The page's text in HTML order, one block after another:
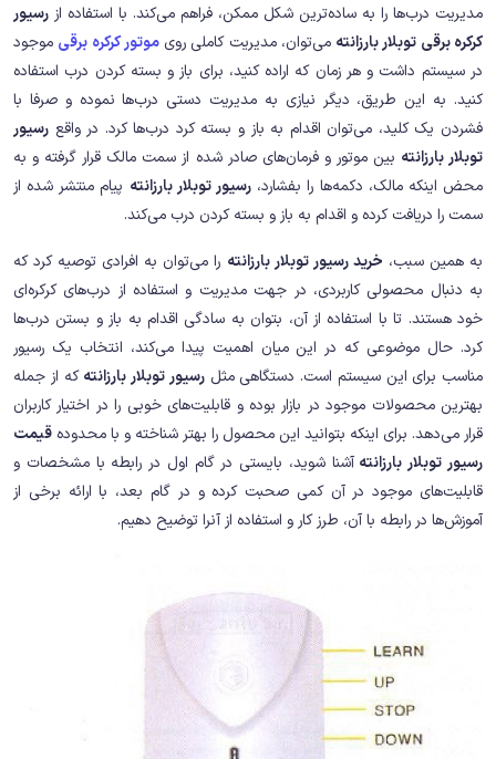
مدیریت درب‌ها را به ساده‌ترین شکل ممکن، فراهم می‌کند. با استفاده از رسیور
کرکره برقی توبلار بارزانته می‌توان، مدیریت کاملی رویموتور کرکره برقی موجود
در سیستم داشت و هر زمان که اراده کنید، برای باز و بسته کردن درب استفاده
کنید. به این طریق، دیگر نیازی به مدیریت دستی درب‌ها نموده و صرفا با
فشردن یک کلید، می‌توان اقدام به باز و بسته کرد درب‌ها کرد. در واقع رسیور
توبلار بارزانته بین موتور و فرمان‌های صادر شده از سمت مالک قرار گرفته و به
محض اینکه مالک، دکمه‌ها را بفشارد، رسیور توبلار بارزانته پیام منتشر شده از
سمت را دریافت کرده و اقدام به باز و بسته کردن درب می‌کند.
به همین سبب، خرید رسیور توبلار بارزانته را می‌توان به افرادی توصیه کرد که
به دنبال محصولی کاربردی، در جهت مدیریت و استفاده از درب‌های کرکره‌ای
خود هستند. تا با استفاده از آن، بتوان به سادگی اقدام به باز و بستن درب‌ها
کرد. حال موضوعی که در این میان اهمیت پیدا می‌کند، انتخاب یک رسیور
مناسب برای این سیستم است. دستگاهی مثلرسیور توبلار بارزانتهکه از جمله
بهترین محصولات موجود در بازار بوده و قابلیت‌های خوبی را در اختیار کاربران
قرار می‌دهد. برای اینکه بتوانید این محصول را بهتر شناخته و با محدوده قیمت
رسیور توبلار بارزانتهآشنا شوید، بایستی در گام اول در رابطه با مشخصات و
قابلیت‌های موجود در آن کمی صحبت کرده و در گام بعد، با ارائه برخی از
آموزش‌ها در رابطه با آن، طرز کار و استفاده از آنرا توضیح دهیم.